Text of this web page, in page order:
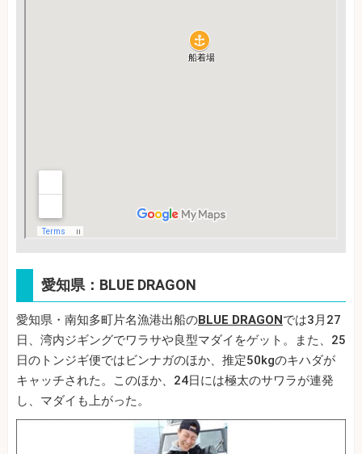
愛知県：BLUE DRAGON
愛知県・南知多町片名漁港出船のBLUE DRAGONでは3月27
日、湾内ジギングでワラサや良型マダイをゲット。また、25
日のトンジギ便ではビンナガのほか、推定50kgのキハダが
キャッチされた。このほか、24日には極太のサワラが連発
し、マダイも上がった。